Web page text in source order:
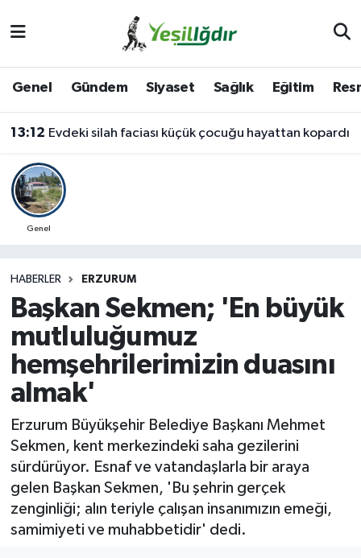
Genel Gündem Siyaset Sağlık Eğitim
13:12 Evdeki silah faciası küçük çocuğu hayattan kopardı
Genel
HABERLER ERZURUM
Başkan Sekmen; 'En büyük
mutluluğumuz
hemşehrilerimizin duasını
almak'
Erzurum Büyükşehir Belediye Başkanı Mehmet
Sekmen, kent merkezindeki saha gezilerini
sürdürüyor. Esnaf ve vatandaşlarla bir araya
gelen Başkan Sekmen, 'Bu şehrin gerçek
zenginliği; alın teriyle çalışan insanımızın emeği,
samimiyeti ve muhabbetidir' dedi.
İğdir Namaz Vakitleri
Iğdır Trafik Yoğunluk Haritası
Süper Lig Puan Durumu ve Fikstür
Son Dakika Haberleri
Haber Arşivi